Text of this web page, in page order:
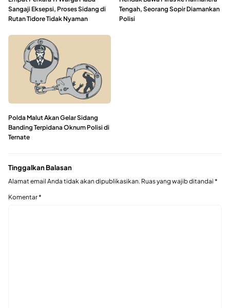
Sangaji Eksepsi, Proses Sidang di
Rutan Tidore Tidak Nyaman
Tengah, Seorang Sopir Diamankan
Polisi
Polda Malut Akan Gelar Sidang
Banding Terpidana Oknum Polisi di
Ternate
Tinggalkan Balasan
Alamat email Anda tidak akan dipublikasikan. Ruas yang wajib ditandai *
Komentar*